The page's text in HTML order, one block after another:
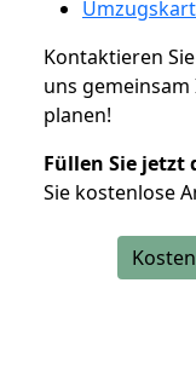
Kontaktieren
uns
planen!
Füllen Sie jetzt
Sie kostenlose